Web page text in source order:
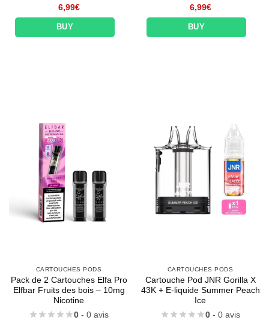
6,99€
BUY
6,99€
BUY
CARTOUCHES PODS
Pack de 2 Cartouches Elfa Pro
Elfbar Fruits des bois – 10mg
Nicotine
0 - 0 avis
CARTOUCHES PODS
Cartouche Pod JNR Gorilla X
43K + E-liquide Summer Peach
Ice
0 - 0 avis